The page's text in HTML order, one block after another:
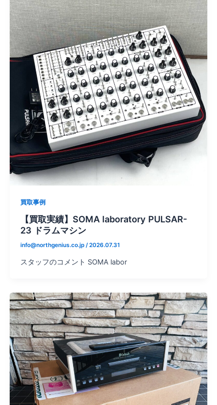
買取事例
【買取実績】SOMA laboratory PULSAR-
23 ドラムマシン
info@northgenius.co.jp /2026.07.31
スタッフのコメント SOMA labor